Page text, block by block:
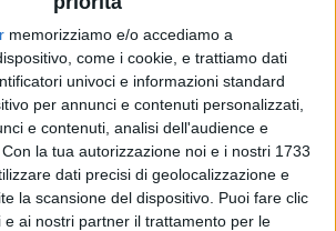
memorizziamo e/o accediamo a
come i cookie, e trattiamo dati
univoci e informazioni standard
per annunci e contenuti personalizzati,
e contenuti, analisi dell'audience e
Con la tua autorizzazione noi e i nostri 1733
dati precisi di geolocalizzazione e
la scansione del dispositivo. Puoi fare clic
e ai nostri partner il trattamento per le
13 feb 2024
Live 2024: tutti i nuovi
dei 10 al Vittoriale
stiamo insieme” è lo slogan che
tournée estiva del cantautore,
per ognuna delle 6 città: ecco il